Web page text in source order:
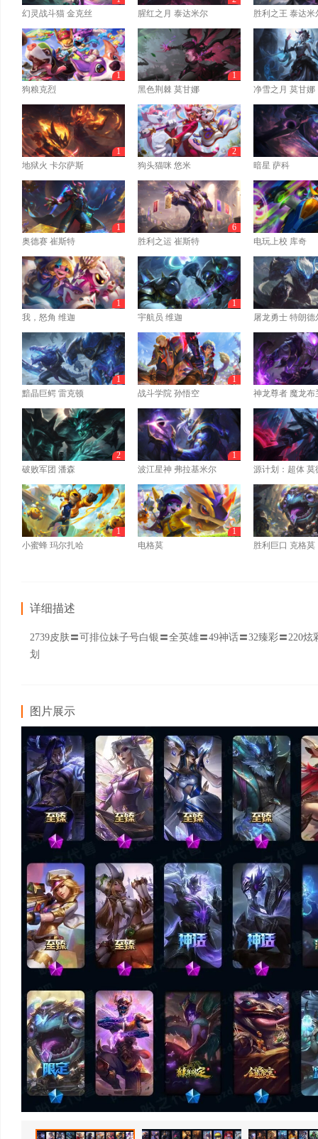
幻灵战斗猫 金克丝
腥红之月 泰达米尔
胜利之王 泰达米
狗粮克烈
1
黑色荆棘 莫甘娜
1
净雪之月 莫甘娜
地狱火 卡尔萨斯
1
狗头猫咪 悠米
2
暗星 萨科
奥德赛 崔斯特
1
胜利之运 崔斯特
6
电玩上校 库奇
我，怒角 维迦
1
宇航员 维迦
1
屠龙勇士 特朗德
黯晶巨鳄 雷克顿
1
战斗学院 孙悟空
1
神龙尊者 魔龙布
破败军团 潘森
2
波江星神 弗拉基米尔
1
源计划：超体 莫
小蜜蜂 玛尔扎哈
1
电格莫
1
胜利巨口 克格莫
详细描述
2739皮肤〓可排位妹子号白银〓全英雄〓49神话〓32臻彩〓220
划
图片展示